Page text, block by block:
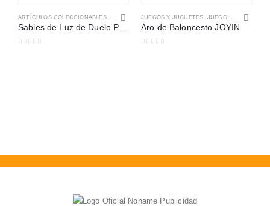
ARTÍCULOS COLECCIONABLES
, JUEGOS Y JUGUETES
JUEGOS Y JUGUETES JUEGOS DE PLAZA Y AIRE LIBRE
Aro de Baloncesto JOYIN